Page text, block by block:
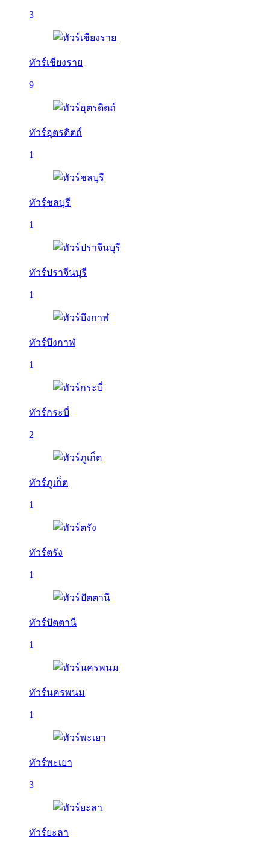
3
ทัวร์เชียงราย
9
ทัวร์อุตรดิตถ์
1
ทัวร์ชลบุรี
1
ทัวร์ปราจีนบุรี
1
ทัวร์บึงกาฬ
1
ทัวร์กระบี่
2
ทัวร์ภูเก็ต
1
ทัวร์ตรัง
1
ทัวร์ปัตตานี
1
ทัวร์นครพนม
1
ทัวร์พะเยา
3
ทัวร์ยะลา